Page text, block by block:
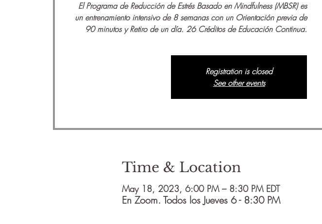
El Programa de Reducción de Estrés Basado en Mindfulness (MBSR) es
un entrenamiento intensivo de 8 semanas con un Orientación previa de
90 minutos y Retiro de un día. 26 Créditos de Educación Continua.
Registration is closed
See other events
Time & Location
May 18, 2023, 6:00 PM – 8:30 PM EDT
En Zoom. Todos los Jueves 6 - 8:30 PM